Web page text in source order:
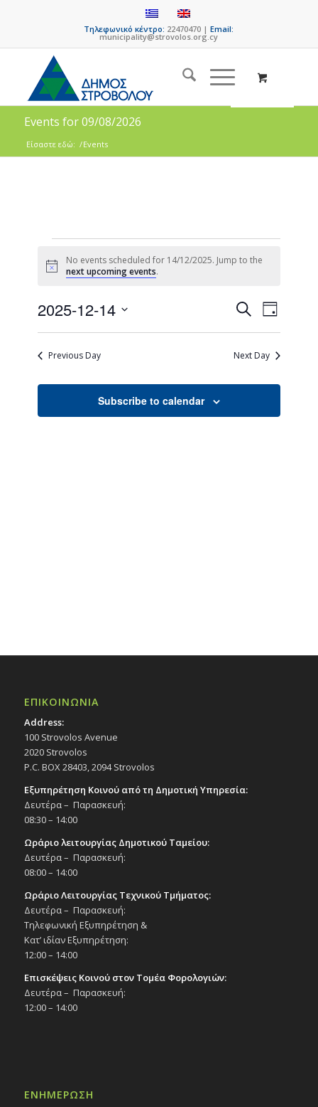
Τηλεφωνικό κέντρο: 22470470 |Email:
municipality@strovolos.org.cy
Events for 09/08/2026
Είσαστε εδώ: /Events
Notice
No events scheduled for 14/12/2025. Jump to the
next upcoming events.
Events
Search
and
SearchEvent
Views
Day
2025-12-14
Previous Day
Next Day
Subscribe to calendar
ΕΠΙΚΟΙΝΩΝΙΑ
Address:
100 Strovolos Avenue
2020 Strovolos
P.C. BOX 28403, 2094 Strovolos
Εξυπηρέτηση Κοινού από τη Δημοτική Υπηρεσία:
Δευτέρα – Παρασκευή:
08:30 – 14:00
Ωράριο λειτουργίας Δημοτικού Ταμείου:
Δευτέρα – Παρασκευή:
08:00 – 14:00
Ωράριο Λειτουργίας Τεχνικού Τμήματος:
Δευτέρα – Παρασκευή:
Τηλεφωνική Εξυπηρέτηση &
Κατ’ ιδίαν Εξυπηρέτηση:
12:00 – 14:00
Επισκέψεις Κοινού στον Τομέα Φορολογιών:
Δευτέρα – Παρασκευή:
12:00 – 14:00
ΕΝΗΜΕΡΩΣΗ